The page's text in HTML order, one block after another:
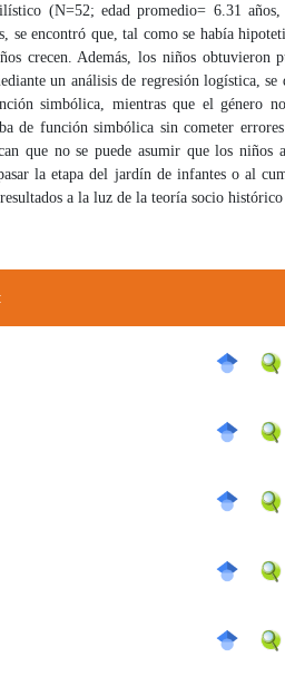
(N=52; edad promedio= 6.31
se encontró que, tal como se había
crecen. Además, los niños obtuvieron
un análisis de regresión logística, se
simbólica, mientras que el género
de función simbólica sin cometer
que no se puede asumir que los niños
la etapa del jardín de infantes o al
a la luz de la teoría socio histórico